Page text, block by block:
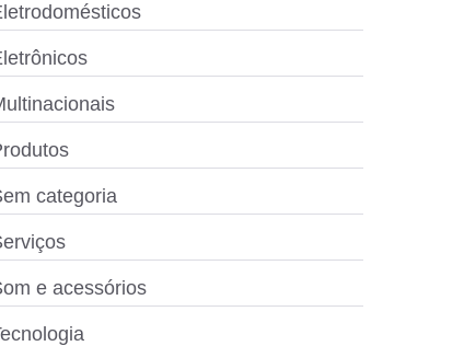
categoria
e acessórios